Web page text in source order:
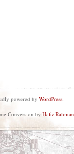
powered by WordPress.
Conversion by Hafiz Rahman